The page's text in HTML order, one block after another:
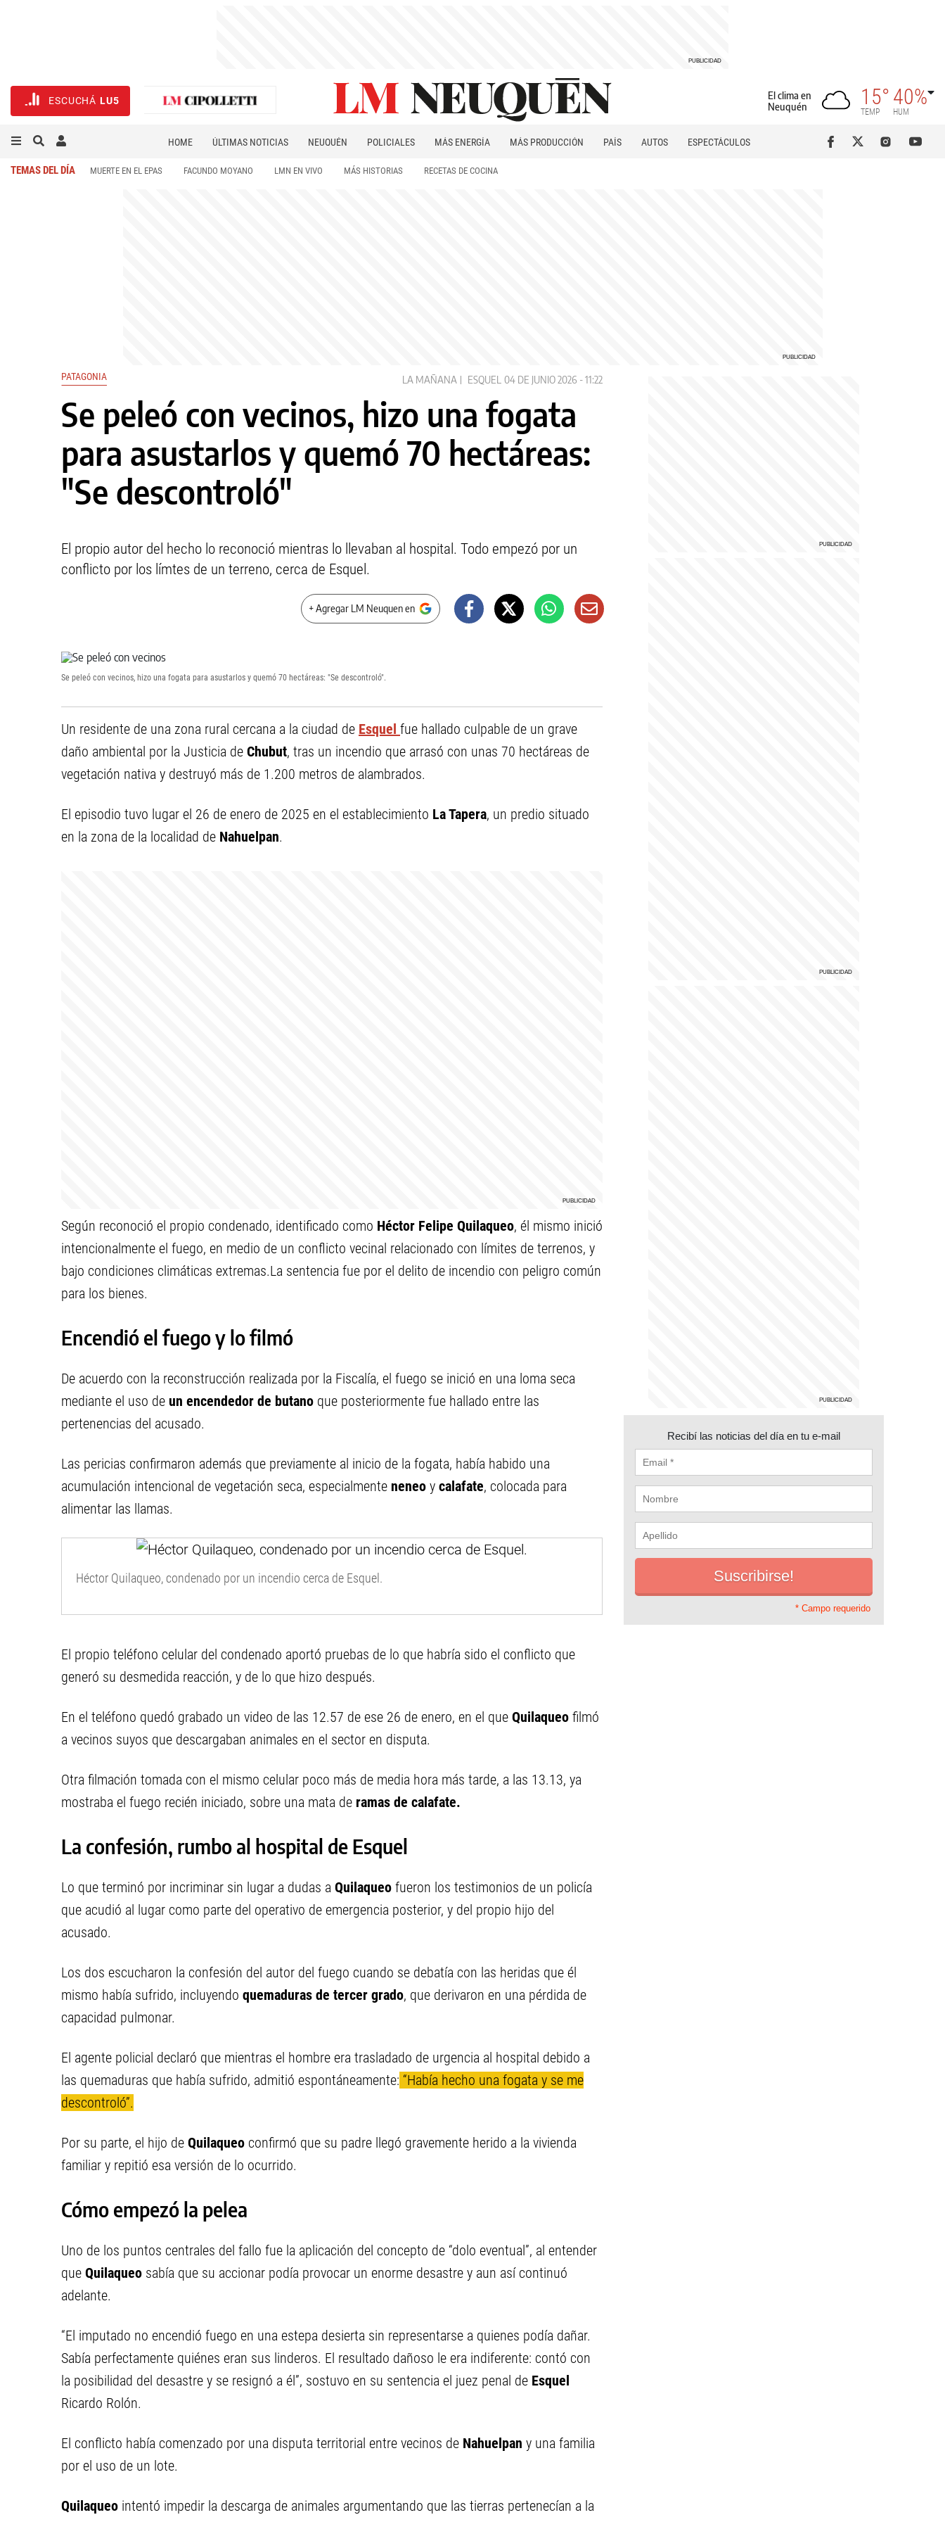
ESCUCHÁ LU5
El clima en
Neuquén
15°
TEMP
40%
HUM
HOME ÚLTIMAS NOTICIAS NEUQUÉN POLICIALES MÁS ENERGÍA MÁS PRODUCCIÓN PAÍS AUTOS
ESPECTÁCULOS
TEMAS DEL DÍA MUERTE EN EL EPAS FACUNDO MOYANO LMN EN VIVO MÁS HISTORIAS RECETAS DE COCINA
PATAGONIA LA MAÑANA ESQUEL 04 DE JUNIO 2026 - 11:22
Se peleó con vecinos, hizo una fogata
para asustarlos y quemó 70 hectáreas:
"Se descontroló"
El propio autor del hecho lo reconoció mientras lo llevaban al hospital. Todo empezó por un
conflicto por los límtes de un terreno, cerca de Esquel.
+ Agregar LM Neuquen en
Se peleó con vecinos, hizo una fogata para asustarlos y quemó 70 hectáreas: "Se descontroló".
Un residente de una zona rural cercana a la ciudad de Esquel fue hallado culpable de un grave
daño ambiental por la Justicia de Chubut, tras un incendio que arrasó con unas 70 hectáreas de
vegetación nativa y destruyó más de 1.200 metros de alambrados.
El episodio tuvo lugar el 26 de enero de 2025 en el establecimiento La Tapera, un predio situado
en la zona de la localidad de Nahuelpan.
Según reconoció el propio condenado, identificado como Héctor Felipe Quilaqueo, él mismo inició
intencionalmente el fuego, en medio de un conflicto vecinal relacionado con límites de terrenos, y
bajo condiciones climáticas extremas.La sentencia fue por el delito de incendio con peligro común
para los bienes.
Encendió el fuego y lo filmó
De acuerdo con la reconstrucción realizada por la Fiscalía, el fuego se inició en una loma seca
mediante el uso de un encendedor de butano que posteriormente fue hallado entre las
pertenencias del acusado.
Las pericias confirmaron además que previamente al inicio de la fogata, había habido una
acumulación intencional de vegetación seca, especialmente neneo y calafate, colocada para
alimentar las llamas.
Héctor Quilaqueo, condenado por un incendio cerca de Esquel.
El propio teléfono celular del condenado aportó pruebas de lo que habría sido el conflicto que
generó su desmedida reacción, y de lo que hizo después.
En el teléfono quedó grabado un video de las 12.57 de ese 26 de enero, en el que Quilaqueo filmó
a vecinos suyos que descargaban animales en el sector en disputa.
Otra filmación tomada con el mismo celular poco más de media hora más tarde, a las 13.13, ya
mostraba el fuego recién iniciado, sobre una mata de ramas de calafate.
La confesión, rumbo al hospital de Esquel
Lo que terminó por incriminar sin lugar a dudas a Quilaqueo fueron los testimonios de un policía
que acudió al lugar como parte del operativo de emergencia posterior, y del propio hijo del
acusado.
Los dos escucharon la confesión del autor del fuego cuando se debatía con las heridas que él
mismo había sufrido, incluyendo quemaduras de tercer grado, que derivaron en una pérdida de
capacidad pulmonar.
El agente policial declaró que mientras el hombre era trasladado de urgencia al hospital debido a
las quemaduras que había sufrido, admitió espontáneamente: “Había hecho una fogata y se me
descontroló”.
Por su parte, el hijo de Quilaqueo confirmó que su padre llegó gravemente herido a la vivienda
familiar y repitió esa versión de lo ocurrido.
Cómo empezó la pelea
Uno de los puntos centrales del fallo fue la aplicación del concepto de “dolo eventual”, al entender
que Quilaqueo sabía que su accionar podía provocar un enorme desastre y aun así continuó
adelante.
“El imputado no encendió fuego en una estepa desierta sin representarse a quienes podía dañar.
Sabía perfectamente quiénes eran sus linderos. El resultado dañoso le era indiferente: contó con
la posibilidad del desastre y se resignó a él”, sostuvo en su sentencia el juez penal de Esquel
Ricardo Rolón.
El conflicto había comenzado por una disputa territorial entre vecinos de Nahuelpan y una familia
por el uso de un lote.
Quilaqueo intentó impedir la descarga de animales argumentando que las tierras pertenecían a la
Recibí las noticias del día en tu e-mail
* Campo requerido